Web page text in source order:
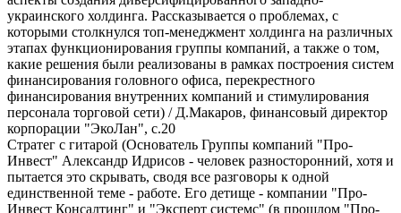
украинского холдинга. Рассказывается о проблемах, с
которыми столкнулся топ-менеджмент холдинга на различных
этапах функционирования группы компаний, а также о том,
какие решения были реализованы в рамках построения систем
финансирования головного офиса, перекрестного
финансирования внутренних компаний и стимулирования
персонала торговой сети) / Д.Макаров, финансовый директор
корпорации "ЭкоЛан", с.20
Стратег с гитарой (Основатель Группы компаний "Про-
Инвест" Александр Идрисов - человек разносторонний, хотя и
пытается это скрывать, сводя все разговоры к одной
единственной теме - работе. Его детище - компании "Про-
Инвест Консалтинг" и "Эксперт системс" (в прошлом "Про-